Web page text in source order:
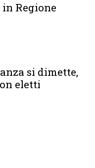
Regione
si dimette,
eletti